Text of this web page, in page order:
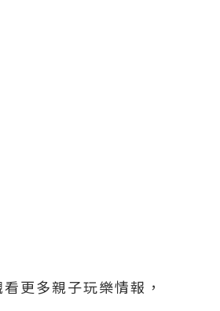
更多親子玩樂情報，